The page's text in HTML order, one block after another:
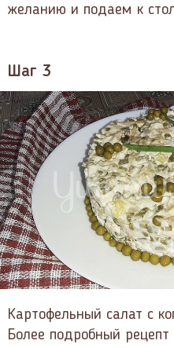
желанию и подаем к
Шаг 3
Картофельный салат с
Более подробный рецепт